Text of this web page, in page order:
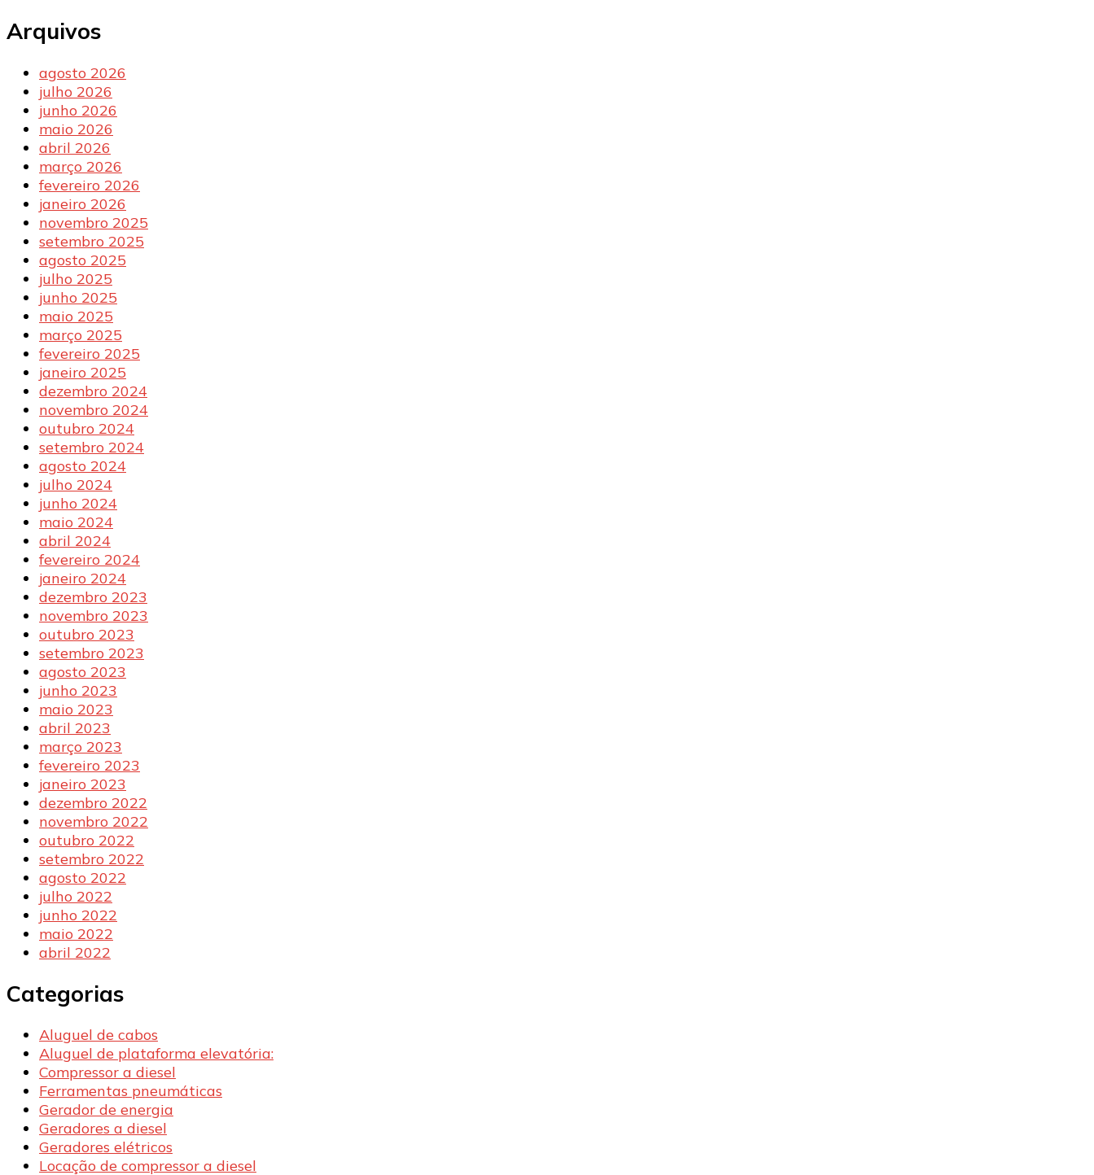
Arquivos
agosto 2026
julho 2026
junho 2026
maio 2026
abril 2026
março 2026
fevereiro 2026
janeiro 2026
novembro 2025
setembro 2025
agosto 2025
julho 2025
junho 2025
maio 2025
março 2025
fevereiro 2025
janeiro 2025
dezembro 2024
novembro 2024
outubro 2024
setembro 2024
agosto 2024
julho 2024
junho 2024
maio 2024
abril 2024
fevereiro 2024
janeiro 2024
dezembro 2023
novembro 2023
outubro 2023
setembro 2023
agosto 2023
junho 2023
maio 2023
abril 2023
março 2023
fevereiro 2023
janeiro 2023
dezembro 2022
novembro 2022
outubro 2022
setembro 2022
agosto 2022
julho 2022
junho 2022
maio 2022
abril 2022
Categorias
Aluguel de cabos
Aluguel de plataforma elevatória:
Compressor a diesel
Ferramentas pneumáticas
Gerador de energia
Geradores a diesel
Geradores elétricos
Locação de compressor a diesel